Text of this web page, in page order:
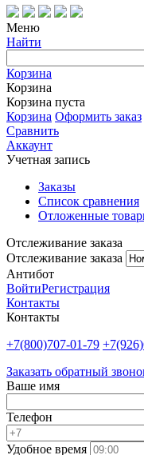
Меню
Найти
Корзина
Корзина
Корзина пуста
Корзина Оформить заказ
Сравнить
Аккаунт
Учетная запись
Заказы
Список сравнения
Отложенные
Отслеживание заказа
Отслеживание заказа
Антибот
ВойтиРегистрация
Контакты
Контакты
+7(800)707-01-79
Заказать обратный
Ваше имя
Телефон
Удобное время